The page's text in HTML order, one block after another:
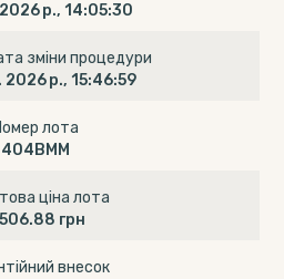
р., 14:05:30
зміни процедури
2026 р., 15:46:59
лота
404ВММ
ціна лота
грн
внесок